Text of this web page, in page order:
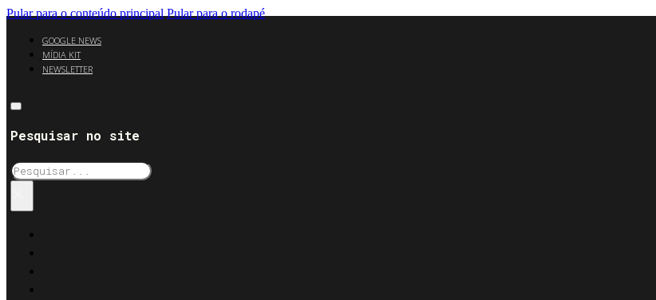
Pular para o conteúdo principal Pular para o rodapé
GOOGLE NEWS
MÍDIA KIT
NEWSLETTER
Pesquisar no site
Pesquisar